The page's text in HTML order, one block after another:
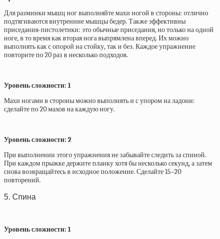
Для разминки мышц ног выполняйте махи ногой в стороны: отлично
подтягиваются внутренние мышцы бедер. Также эффективны
приседания-пистолетики: это обычные приседания, но только на одной
ноге, в то время как вторая нога выпрямлена вперед. Их можно
выполнять как с опорой на стойку, так и без. Каждое упражнение
повторите по 20 раз в несколько подходов.
Уровень сложности: 1
Махи ногами в стороны можно выполнять и с упором на ладони:
сделайте по 20 махов на каждую ногу.
Уровень сложности: 2
При выполнении этого упражнения не забывайте следить за спиной.
При каждом прыжке держите планку хотя бы несколько секунд, а затем
снова возвращайтесь в исходное положение. Сделайте 15–20
повторений.
5. Спина
Уровень сложности: 1